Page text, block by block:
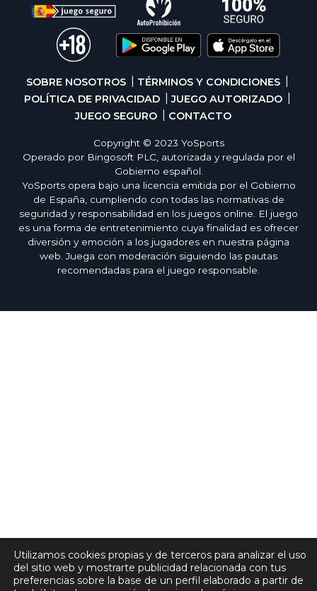
SOBRE NOSOTROS
TÉRMINOS Y CONDICIONES
POLÍTICA DE PRIVACIDAD
JUEGO AUTORIZADO
JUEGO SEGURO
CONTACTO
Copyright © 2023 YoSports
Operado por Bingosoft PLC, autorizada y regulada por el
Gobierno español.
YoSports opera bajo una licencia emitida por el Gobierno
de España, cumpliendo con todas las normativas de
seguridad y responsabilidad en los juegos online. El juego
es una forma de entretenimiento cuya finalidad es ofrecer
diversión y emoción a los jugadores en nuestra página
web. Juega con moderación siguiendo las pautas
recomendadas para el juego responsable.
Utilizamos cookies propias y de terceros para analizar el uso
del sitio web y mostrarte publicidad relacionada con tus
preferencias sobre la base de un perfil elaborado a partir de